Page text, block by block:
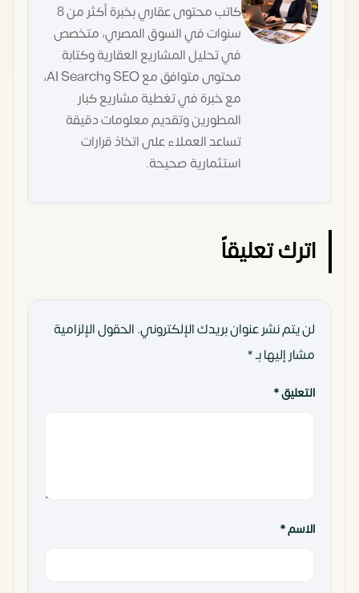
كاتب محتوى عقاري بخبرة أكثر من 8
سنوات في السوق المصري، متخصص
في تحليل المشاريع العقارية وكتابة
محتوى متوافق مع SEO وAI Search،
مع خبرة في تغطية مشاريع كبار
المطورين وتقديم معلومات دقيقة
تساعد العملاء على اتخاذ قرارات
استثمارية صحيحة.
اترك تعليقاً
لن يتم نشر عنوان بريدك الإلكتروني.الحقول الإلزامية
مشار إليها بـ*
التعليق*
الاسم*